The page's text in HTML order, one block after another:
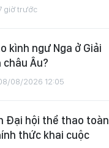
giờ trước
kình ngư Nga ở Giải
châu Âu?
08/2026 12:05
Đại hội thể thao toàn
thức khai cuộc